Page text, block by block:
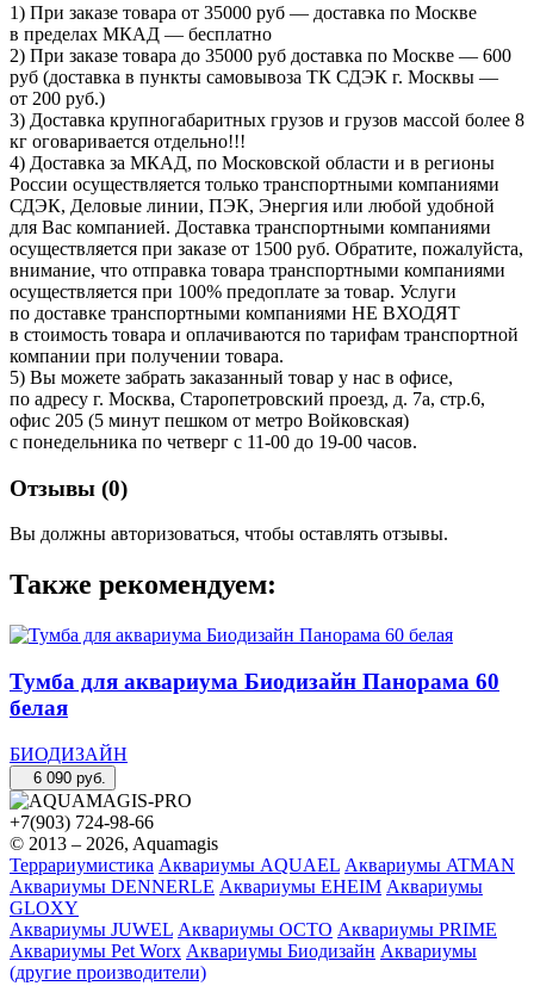
1) При заказе товара от 35000 руб — доставка по Москве
в пределах МКАД — бесплатно
2) При заказе товара до 35000 руб доставка по Москве — 600
руб (доставка в пункты самовывоза ТК СДЭК г. Москвы —
от 200 руб.)
3) Доставка крупногабаритных грузов и грузов массой более 8
кг оговаривается отдельно!!!
4) Доставка за МКАД, по Московской области и в регионы
России осуществляется только транспортными компаниями
СДЭК, Деловые линии, ПЭК, Энергия или любой удобной
для Вас компанией. Доставка транспортными компаниями
осуществляется при заказе от 1500 руб. Обратите, пожалуйста,
внимание, что отправка товара транспортными компаниями
осуществляется при 100% предоплате за товар. Услуги
по доставке транспортными компаниями НЕ ВХОДЯТ
в стоимость товара и оплачиваются по тарифам транспортной
компании при получении товара.
5) Вы можете забрать заказанный товар у нас в офисе,
по адресу г. Москва, Старопетровский проезд, д. 7а, стр.6,
офис 205 (5 минут пешком от метро Войковская)
с понедельника по четверг с 11-00 до 19-00 часов.
Отзывы (0)
Вы должны авторизоваться, чтобы оставлять отзывы.
Также рекомендуем:
Тумба для аквариума Биодизайн Панорама 60
белая
БИОДИЗАЙН
6 090 руб.
+7(903) 724-98-66
© 2013 – 2026, Aquamagis
Террариумистика Аквариумы AQUAEL Аквариумы ATMAN
Аквариумы DENNERLE Аквариумы EHEIM Аквариумы
GLOXY
Аквариумы JUWEL Аквариумы OCTO Аквариумы PRIME
Аквариумы Pet Worx Аквариумы Биодизайн Аквариумы
(другие производители)